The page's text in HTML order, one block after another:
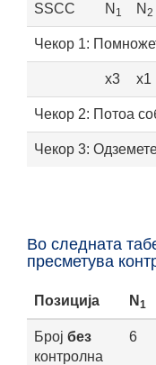
SSCC N 1 N 2
Чекор 1:
x3 x1
Чекор 2: Потоа
Чекор 3:
Во следната
пресметува
Позиција N 1
Број без
контролна
6